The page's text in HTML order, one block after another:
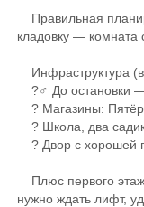
Правильная
кладовку — комната
Инфраструктура
?‍♂️ До остановки —
? Магазины:
? Школа, два
? Двор с хорошей
Плюс первого
нужно ждать лифт,